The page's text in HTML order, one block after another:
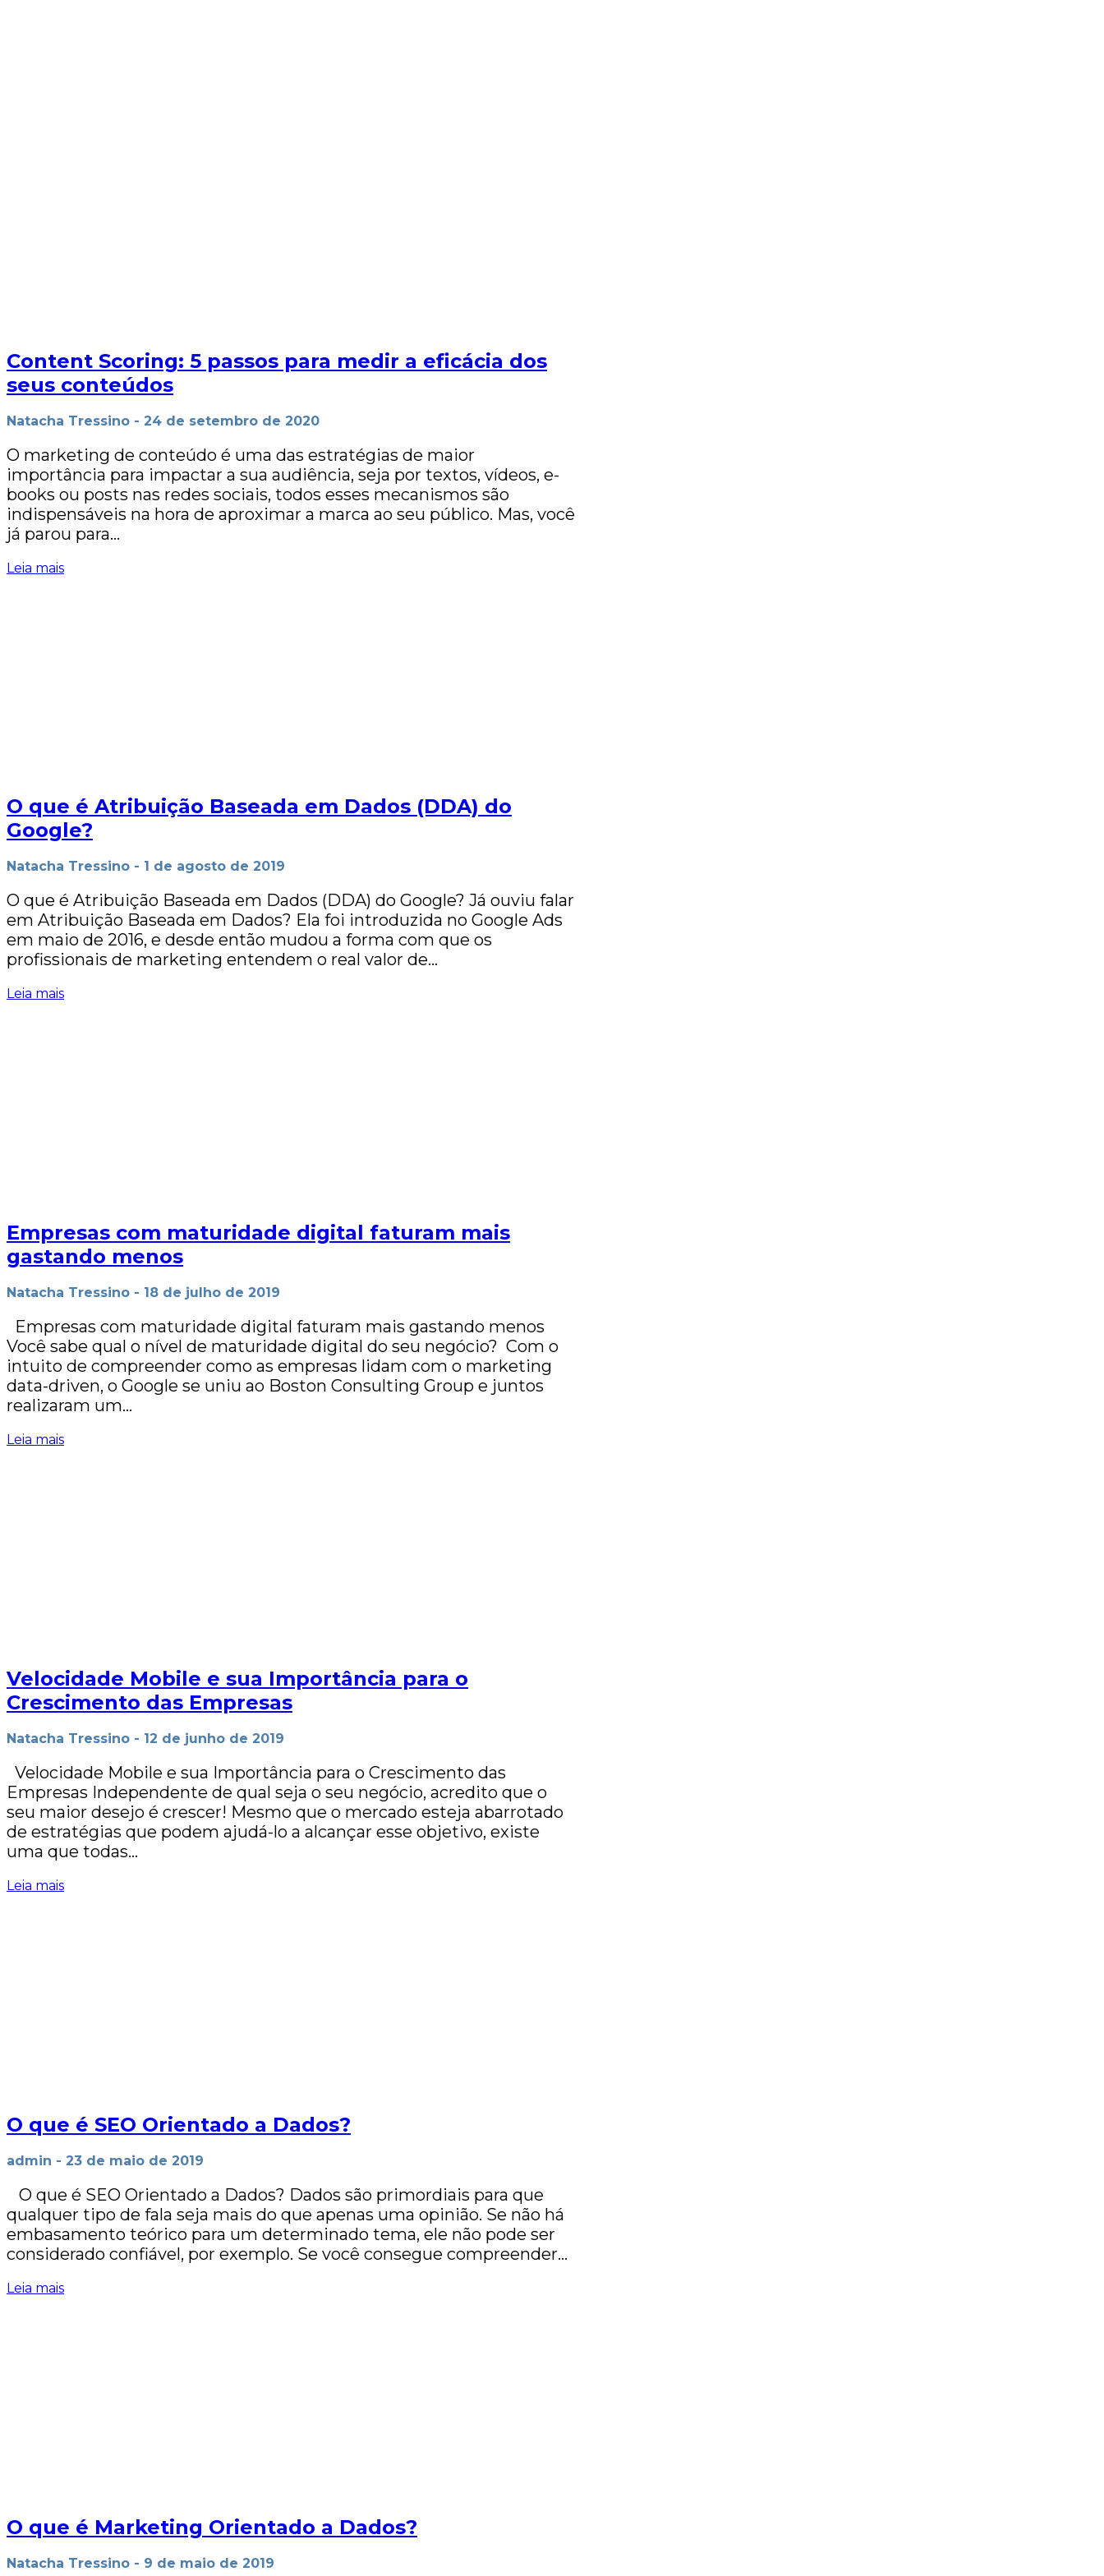
Content Scoring: 5 passos para medir a eficácia dos
seus conteúdos
Natacha Tressino - 24 de setembro de 2020
O marketing de conteúdo é uma das estratégias de maior
importância para impactar a sua audiência, seja por textos, vídeos, e-
books ou posts nas redes sociais, todos esses mecanismos são
indispensáveis na hora de aproximar a marca ao seu público. Mas, você
já parou para…
Leia mais
O que é Atribuição Baseada em Dados (DDA) do
Google?
Natacha Tressino - 1 de agosto de 2019
O que é Atribuição Baseada em Dados (DDA) do Google? Já ouviu falar
em Atribuição Baseada em Dados? Ela foi introduzida no Google Ads
em maio de 2016, e desde então mudou a forma com que os
profissionais de marketing entendem o real valor de…
Leia mais
Empresas com maturidade digital faturam mais
gastando menos
Natacha Tressino - 18 de julho de 2019
Empresas com maturidade digital faturam mais gastando menos
Você sabe qual o nível de maturidade digital do seu negócio? Com o
intuito de compreender como as empresas lidam com o marketing
data-driven, o Google se uniu ao Boston Consulting Group e juntos
realizaram um…
Leia mais
Velocidade Mobile e sua Importância para o
Crescimento das Empresas
Natacha Tressino - 12 de junho de 2019
Velocidade Mobile e sua Importância para o Crescimento das
Empresas Independente de qual seja o seu negócio, acredito que o
seu maior desejo é crescer! Mesmo que o mercado esteja abarrotado
de estratégias que podem ajudá-lo a alcançar esse objetivo, existe
uma que todas…
Leia mais
O que é SEO Orientado a Dados?
admin - 23 de maio de 2019
O que é SEO Orientado a Dados? Dados são primordiais para que
qualquer tipo de fala seja mais do que apenas uma opinião. Se não há
embasamento teórico para um determinado tema, ele não pode ser
considerado confiável, por exemplo. Se você consegue compreender…
Leia mais
O que é Marketing Orientado a Dados?
Natacha Tressino - 9 de maio de 2019